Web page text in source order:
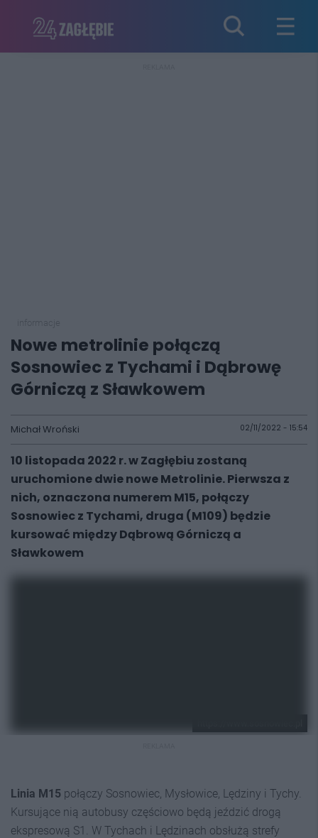
Nowe metrolinie połączą
Sosnowiec z Tychami i Dąbrowę
Górniczą z Sławkowem
Michał Wroński 02/11/2022 - 15:54
10 listopada 2022 r. w Zagłębiu zostaną
uruchomione dwie nowe Metrolinie. Pierwsza z
nich, oznaczona numerem M15, połączy
Sosnowiec z Tychami, druga (M109) będzie
kursować między Dąbrową Górniczą a
Sławkowem
Linia M15 połączy Sosnowiec, Mysłowice, Lędziny i Tychy.
Kursujące nią autobusy częściowo będą jeździć drogą
ekspresową S1. W Tychach i Lędzinach obsłużą strefy